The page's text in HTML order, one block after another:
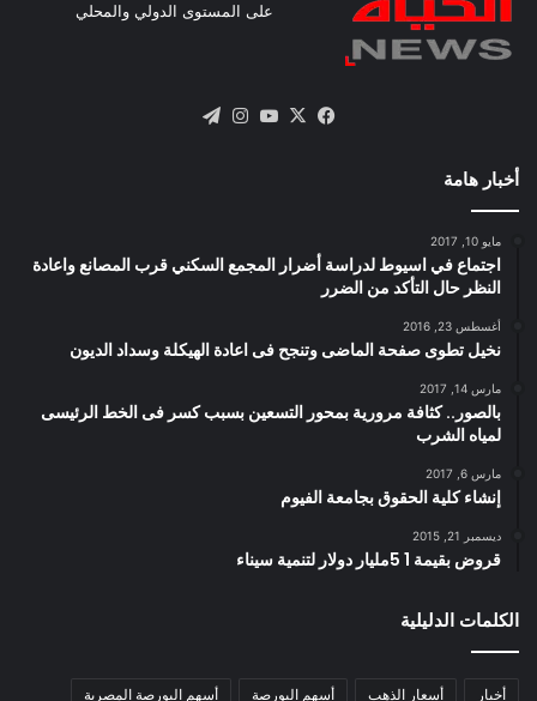
على المستوى الدولي والمحلي
فيسبوك
X يوتيوبانستقرام
أخبار هامة
مايو 10, 2017
اجتماع في اسيوط لدراسة أضرار المجمع السكني قرب المصانع واعادة
النظر حال التأكد من الضرر
أغسطس 23, 2016
نخيل تطوى صفحة الماضى وتنجح فى اعادة الهيكلة وسداد الديون
مارس 14, 2017
بالصور.. كثافة مرورية بمحور التسعين بسبب كسر فى الخط الرئيسى
لمياه الشرب
مارس 6, 2017
إنشاء كلية الحقوق بجامعة الفيوم
ديسمبر 21, 2015
قروض بقيمة 1 5مليار دولار لتنمية سيناء
الكلمات الدليلية
أخبار أسعار الذهب أسهم البورصة أسهم البورصة المصرية